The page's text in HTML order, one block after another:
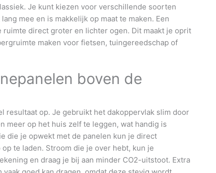
Je kunt kiezen voor verschillende soorten
mee en is makkelijk op maat te maken. Een
direct groter en lichter ogen. Dit maakt je oprit
maken voor fietsen, tuingereedschap of
boven de
resultaat op. Je gebruikt het dakoppervlak slim door
meer op het huis zelf te leggen, wat handig is
die je opwekt met de panelen kun je direct
te laden. Stroom die je over hebt, kun je
en draag je bij aan minder CO2-uitstoot. Extra